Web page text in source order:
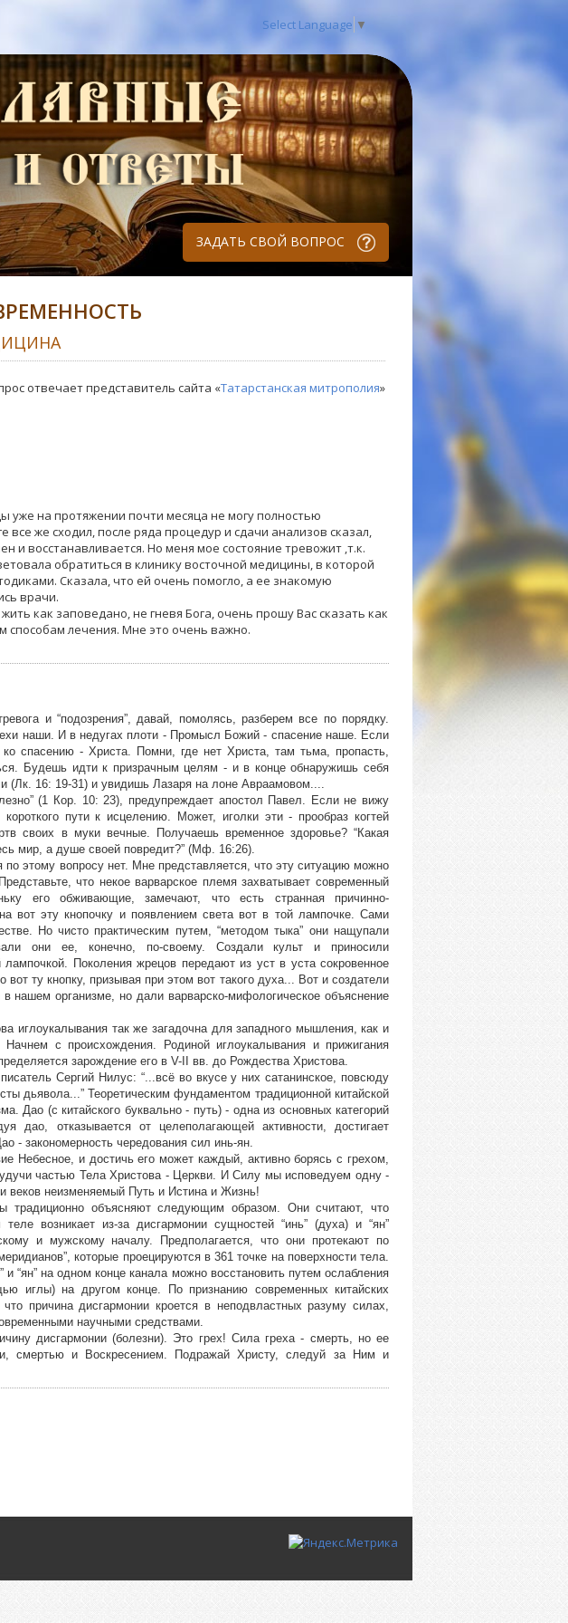
Select Language ▼
ЗАДАТЬ СВОЙ ВОПРОС
отвечает представитель сайта «Татарстанская митрополия»
уже на протяжении почти месяца не могу полностью
все же сходил, после ряда процедур и сдачи анализов сказал,
и восстанавливается. Но меня мое состояние тревожит ,т.к.
обратиться в клинику восточной медицины, в которой
Сказала, что ей очень помогло, а ее знакомую
врачи.
как заповедано, не гневя Бога, очень прошу Вас сказать как
способам лечения. Мне это очень важно.
и “подозрения”, давай, помолясь, разберем все по порядку.
наши. И в недугах плоти - Промысл Божий - спасение наше. Если
спасению - Христа. Помни, где нет Христа, там тьма, пропасть,
Будешь идти к призрачным целям - и в конце обнаружишь себя
(Лк. 16: 19-31) и увидишь Лазаря на лоне Авраамовом....
(1 Кор. 10: 23), предупреждает апостол Павел. Если не вижу
пути к исцелению. Может, иголки эти - прообраз когтей
своих в муки вечные. Получаешь временное здоровье? “Какая
мир, а душе своей повредит?” (Мф. 16:26).
этому вопросу нет. Мне представляется, что эту ситуацию можно
что некое варварское племя захватывает современный
его обживающие, замечают, что есть странная причинно-
вот эту кнопочку и появлением света вот в той лампочке. Сами
Но чисто практическим путем, “методом тыка” они нащупали
они ее, конечно, по-своему. Создали культ и приносили
лампочкой. Поколения жрецов передают из уст в уста сокровенное
ту кнопку, призывая при этом вот такого духа... Вот и создатели
нашем организме, но дали варварско-мифологическое объяснение
иглоукалывания так же загадочна для западного мышления, как и
Начнем с происхождения. Родиной иглоукалывания и прижигания
зарождение его в V-II вв. до Рождества Христова.
Сергий Нилус: “...всё во вкусе у них сатанинское, повсюду
дьявола...” Теоретическим фундаментом традиционной китайской
Дао (с китайского буквально - путь) - одна из основных категорий
дао, отказывается от целеполагающей активности, достигает
- закономерность чередования сил инь-ян.
Небесное, и достичь его может каждый, активно борясь с грехом,
частью Тела Христова - Церкви. И Силу мы исповедуем одну -
веков неизменяемый Путь и Истина и Жизнь!
традиционно объясняют следующим образом. Они считают, что
возникает из-за дисгармонии сущностей “инь” (духа) и “ян”
и мужскому началу. Предполагается, что они протекают по
которые проецируются в 361 точке на поверхности тела.
“ян” на одном конце канала можно восстановить путем ослабления
иглы) на другом конце. По признанию современных китайских
причина дисгармонии кроется в неподвластных разуму силах,
научными средствами.
дисгармонии (болезни). Это грех! Сила греха - смерть, но ее
смертью и Воскресением. Подражай Христу, следуй за Ним и